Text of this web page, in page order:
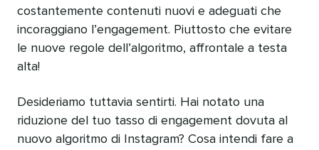
costantemente contenuti nuovi e adeguati che
incoraggiano l’engagement. Piuttosto che evitare
le nuove regole dell’algoritmo, affrontale a testa
alta!
Desideriamo tuttavia sentirti. Hai notato una
riduzione del tuo tasso di engagement dovuta al
nuovo algoritmo di Instagram? Cosa intendi fare a